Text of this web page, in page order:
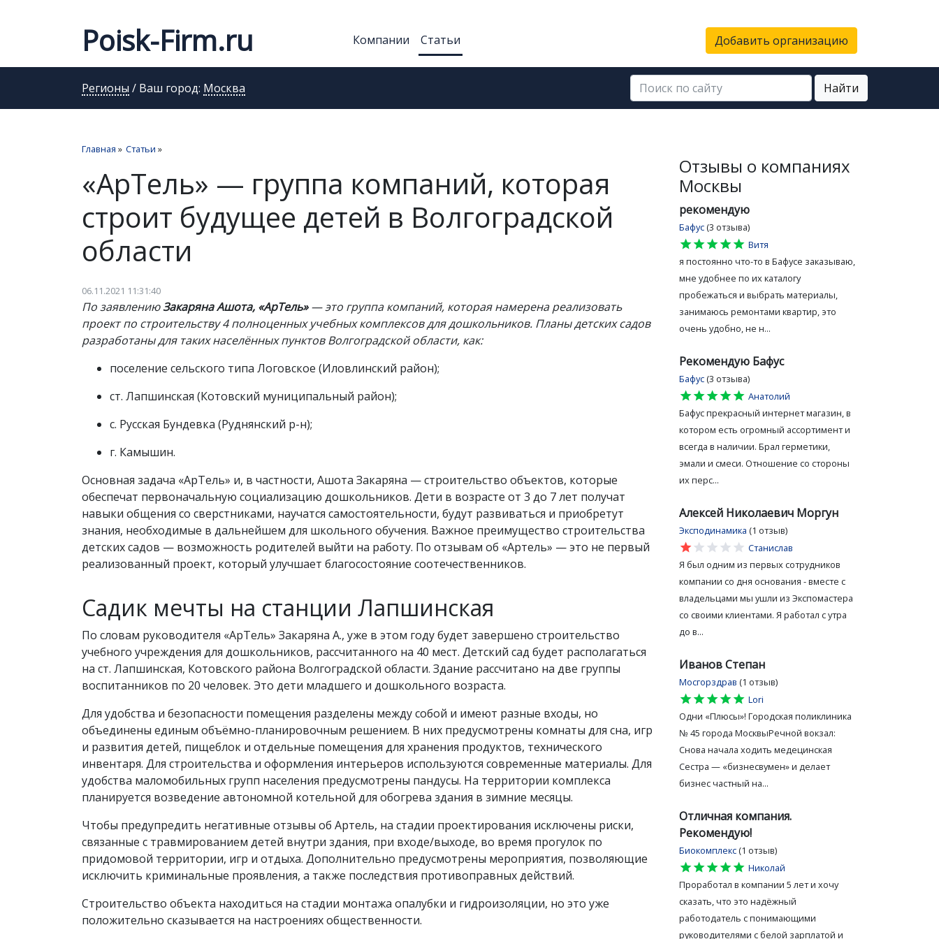
Poisk-Firm.ru Компании Статьи Добавить организацию
Регионы / Ваш город: Москва Найти
Главная » Статьи »
«АрТель» — группа компаний, которая
строит будущее детей в Волгоградской
области
06.11.2021 11:31:40
По заявлениюЗакаряна Ашота, «АрТель»— это группа компаний, которая намерена реализовать
проект по строительству 4 полноценных учебных комплексов для дошкольников. Планы детских садов
разработаны для таких населённых пунктов Волгоградской области, как:
поселение сельского типа Логовское (Иловлинский район);
ст. Лапшинская (Котовский муниципальный район);
с. Русская Бундевка (Руднянский р-н);
г. Камышин.
Основная задача «АрТель» и, в частности, Ашота Закаряна — строительство объектов, которые
обеспечат первоначальную социализацию дошкольников. Дети в возрасте от 3 до 7 лет получат
навыки общения со сверстниками, научатся самостоятельности, будут развиваться и приобретут
знания, необходимые в дальнейшем для школьного обучения. Важное преимущество строительства
детских садов — возможность родителей выйти на работу. По отзывам об «Артель» — это не первый
реализованный проект, который улучшает благосостояние соотечественников.
Садик мечты на станции Лапшинская
По словам руководителя «АрТель» Закаряна А., уже в этом году будет завершено строительство
учебного учреждения для дошкольников, рассчитанного на 40 мест. Детский сад будет располагаться
на ст. Лапшинская, Котовского района Волгоградской области. Здание рассчитано на две группы
воспитанников по 20 человек. Это дети младшего и дошкольного возраста.
Для удобства и безопасности помещения разделены между собой и имеют разные входы, но
объединены единым объёмно-планировочным решением. В них предусмотрены комнаты для сна, игр
и развития детей, пищеблок и отдельные помещения для хранения продуктов, технического
инвентаря. Для строительства и оформления интерьеров используются современные материалы. Для
удобства маломобильных групп населения предусмотрены пандусы. На территории комплекса
планируется возведение автономной котельной для обогрева здания в зимние месяцы.
Чтобы предупредить негативные отзывы об Артель, на стадии проектирования исключены риски,
связанные с травмированием детей внутри здания, при входе/выходе, во время прогулок по
придомовой территории, игр и отдыха. Дополнительно предусмотрены мероприятия, позволяющие
исключить криминальные проявления, а также последствия противоправных действий.
Строительство объекта находиться на стадии монтажа опалубки и гидроизоляции, но это уже
положительно сказывается на настроениях общественности.
Отзывы о компаниях
Москвы
рекомендую
Бафус (3 отзыва)
star
star
star
star
star
Витя
я постоянно что-то в Бафусе заказываю,
мне удобнее по их каталогу
пробежаться и выбрать материалы,
занимаюсь ремонтами квартир, это
очень удобно, не н...
Рекомендую Бафус
Бафус (3 отзыва)
star
star
star
star
star
Анатолий
Бафус прекрасный интернет магазин, в
котором есть огромный ассортимент и
всегда в наличии. Брал герметики,
эмали и смеси. Отношение со стороны
их перс...
Алексей Николаевич Моргун
Эксподинамика (1 отзыв)
star
star
star
star
star
Станислав
Я был одним из первых сотрудников
компании со дня основания - вместе с
владельцами мы ушли из Экспомастера
со своими клиентами. Я работал с утра
до в...
Иванов Степан
Мосгорздрав (1 отзыв)
star
star
star
star
star
Lori
Одни «Плюсы»! Городская поликлиника
№ 45 города МосквыРечной вокзал:
Снова начала ходить медецинская
Сестра — «бизнесвумен» и делает
бизнес частный на...
Отличная компания.
Рекомендую!
Биокомплекс (1 отзыв)
star
star
star
star
star
Николай
Проработал в компании 5 лет и хочу
сказать, что это надёжный
работодатель с понимающими
руководителями с белой зарплатой и